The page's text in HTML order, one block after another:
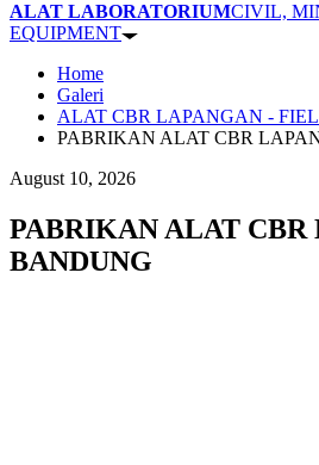
ALAT LABORATORIUMCIVIL,
EQUIPMENT
Home
Galeri
ALAT CBR LAPANGAN -
PABRIKAN ALAT CBR
August 10, 2026
PABRIKAN ALAT CBR
BANDUNG